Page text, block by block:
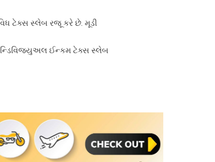
ટેક્સ સ્લેબ રજૂ કરે છે. મૂડી
ઈન્કમ ટેક્સ સ્લેબ